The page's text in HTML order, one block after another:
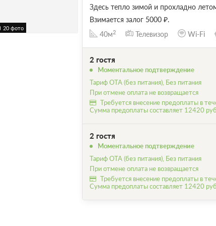
20 фото
Здесь тепло зимой и прохладно
Взимается залог 5000 ₽.
40м2 Телевизор Wi-Fi
2 гостя
Моментальное подтверждение
Тариф ОТА (без питания), Без питания
При отмене оплата не возвращается
Требуется внесение предоплаты в
Сумма предоплаты составляет 12420 руб.
2 гостя
Моментальное подтверждение
Тариф ОТА (без питания), Без питания
При отмене оплата не возвращается
Требуется внесение предоплаты в
Сумма предоплаты составляет 12420 руб.